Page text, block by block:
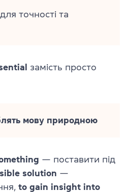
точності та
замість просто
мову природною
— поставити під
solution —
to gain insight into